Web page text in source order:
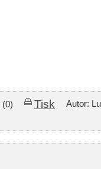
(0) Tisk
Autor: